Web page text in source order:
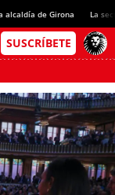
alcaldía de Girona La